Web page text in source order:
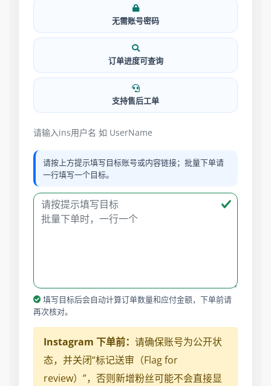
无需账号密码
订单进度可查询
支持售后工单
请输入ins用户名 如 UserName
请按上方提示填写目标账号或内容链接；批量下单请
一行填写一个目标。
填写目标后会自动计算订单数量和应付金额，下单前请
再次核对。
Instagram 下单前： 请确保账号为公开状
态，并关闭“标记送审（Flag for
review）”，否则新增粉丝可能不会直接显